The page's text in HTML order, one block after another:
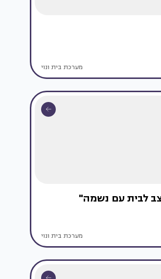
מערכת בית ונוי
לבית עם נשמה"
מערכת בית ונוי